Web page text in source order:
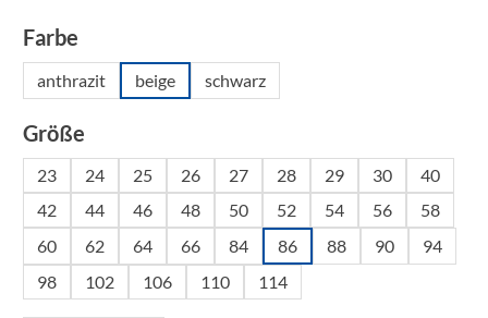
Farbe
anthrazit beige schwarz
Größe
23 24 25 26 27 28 29 30
40
42
44 46 48 50 52 54 56
58
60
62 64 66 84 86 88 90
94
98
102 106 110 114